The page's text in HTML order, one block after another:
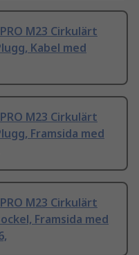
M23 Cirkulärt
Kabel med
M23 Cirkulärt
Framsida med
M23 Cirkulärt
Framsida med